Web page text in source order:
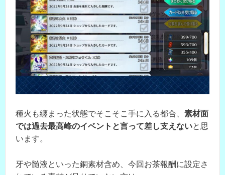
種火も纏まった状態でそこそこ手に入る都合、 素材面
では過去最高峰のイベントと言って差し支えないと思
います。
牙や髄液といった銅素材含め、今回お茶報酬に設定さ